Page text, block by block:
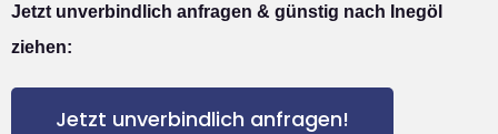
Jetzt unverbindlich anfragen & günstig nach Inegöl
ziehen:
Jetzt unverbindlich anfragen!